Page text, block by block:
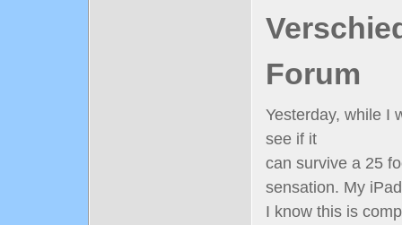
Forum
Yesterday, while I
see if it
can survive a 25
sensation. My
I know this is